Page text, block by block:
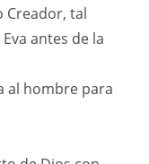
Creador, tal
antes de la
al hombre para